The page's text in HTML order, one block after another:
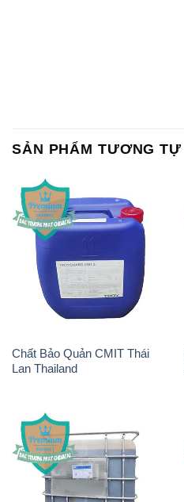
SẢN PHẨM TƯƠNG TỰ
Chất Bảo Quản CMIT Thái
Lan Thailand